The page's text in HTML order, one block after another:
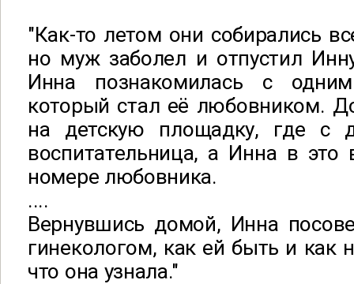
"Как-то летом они собирались
но муж заболел и отпустил
Инна познакомилась с
который стал её любовником.
на детскую площадку, где с
воспитательница, а Инна в
номере любовника.
....
Вернувшись домой, Инна
гинекологом, как ей быть и как
что она узнала."